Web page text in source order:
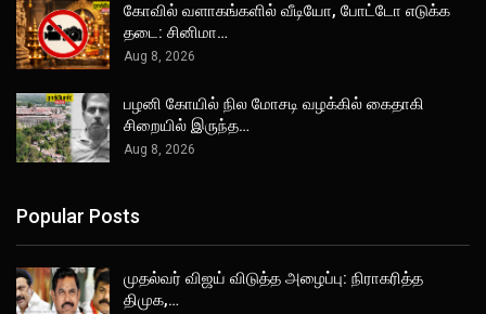
கோவில் வளாகங்களில் வீடியோ, போட்டோ எடுக்க
தடை: சினிமா…
Aug 8, 2026
பழனி கோயில் நில மோசடி வழக்கில் கைதாகி
சிறையில் இருந்த…
Aug 8, 2026
Popular Posts
முதல்வர் விஜய் விடுத்த அழைப்பு: நிராகரித்த
திமுக,…